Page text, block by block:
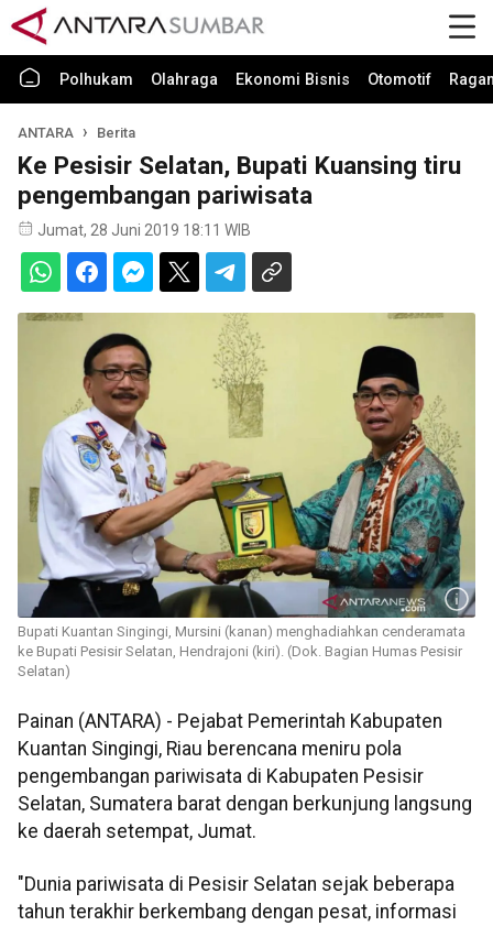
Polhukam Olahraga Ekonomi Bisnis Otomotif
ANTARA Berita
Ke Pesisir Selatan, Bupati Kuansing tiru
pengembangan pariwisata
Jumat, 28 Juni 2019 18:11 WIB
Bupati Kuantan Singingi, Mursini (kanan) menghadiahkan cenderamata
ke Bupati Pesisir Selatan, Hendrajoni (kiri). (Dok. Bagian Humas Pesisir
Selatan)
Painan (ANTARA) - Pejabat Pemerintah Kabupaten
Kuantan Singingi, Riau berencana meniru pola
pengembangan pariwisata di Kabupaten Pesisir
Selatan, Sumatera barat dengan berkunjung langsung
ke daerah setempat, Jumat.
"Dunia pariwisata di Pesisir Selatan sejak beberapa
tahun terakhir berkembang dengan pesat, informasi